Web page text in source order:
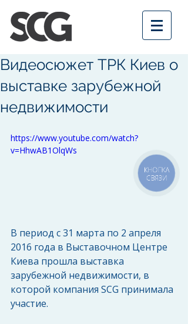
Видеосюжет ТРК Киев о
выставке зарубежной
недвижимости
https://www.youtube.com/watch?
v=HhwAB1OlqWs
В период с 31 марта по 2 апреля
2016 года в Выставочном Центре
Киева прошла выставка
зарубежной недвижимости, в
которой компания SCG принимала
участие.
КНОПКА
СВЯЗИ